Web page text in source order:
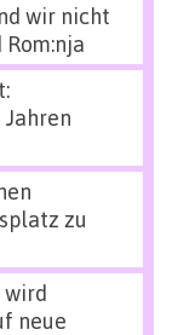
wir nicht
Rom:nja
zu
wird
neue